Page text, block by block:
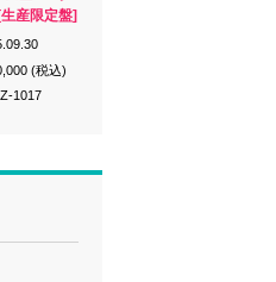
産限定盤]
(税込)
1017